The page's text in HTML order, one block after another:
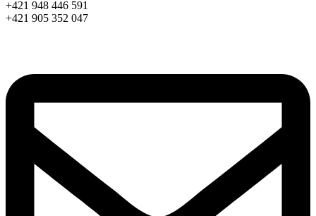
+421 948 446 591
+421 905 352 047